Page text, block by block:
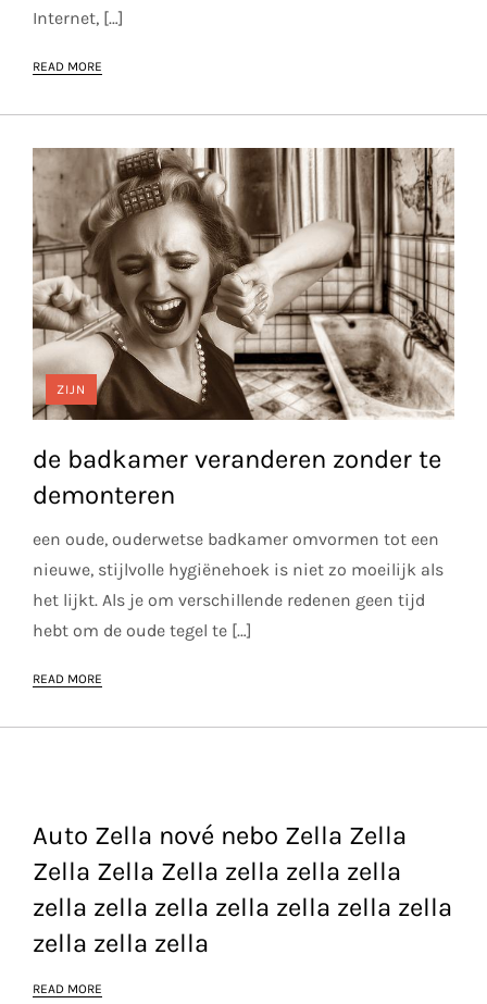
Internet, […]
READ MORE
ZIJN
de badkamer veranderen zonder te
demonteren
een oude, ouderwetse badkamer omvormen tot een
nieuwe, stijlvolle hygiënehoek is niet zo moeilijk als
het lijkt. Als je om verschillende redenen geen tijd
hebt om de oude tegel te […]
READ MORE
Auto Zella nové nebo Zella Zella
Zella Zella Zella zella zella zella
zella zella zella zella zella zella zella
zella zella zella
READ MORE